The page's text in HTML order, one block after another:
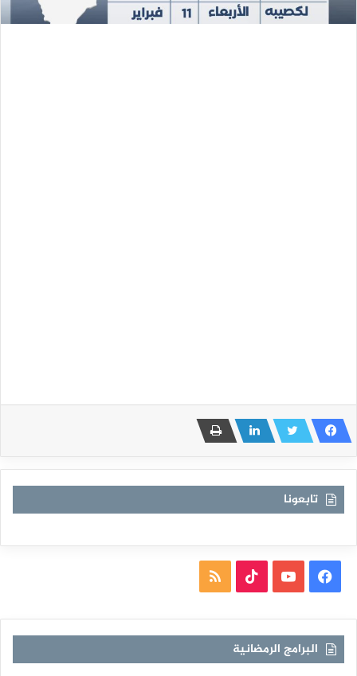
تابعونا
فيسبوكيوتيوب TikTokملخص
RSS
البرامج الرمضانية